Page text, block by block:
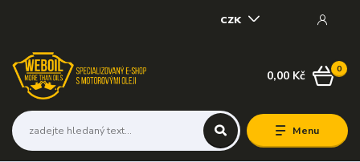
Menu
CZK
0
0,00 Kč